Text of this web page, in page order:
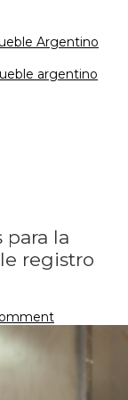
Argentino
argentino
la
registro